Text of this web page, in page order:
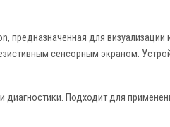
предназначенная для
сенсорным экраном.
Подходит для